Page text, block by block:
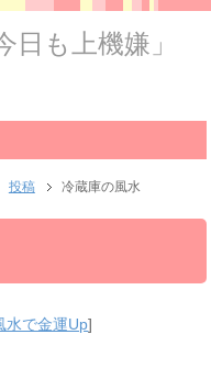
も上機嫌」
投稿 冷蔵庫の風水
水で金運Up]